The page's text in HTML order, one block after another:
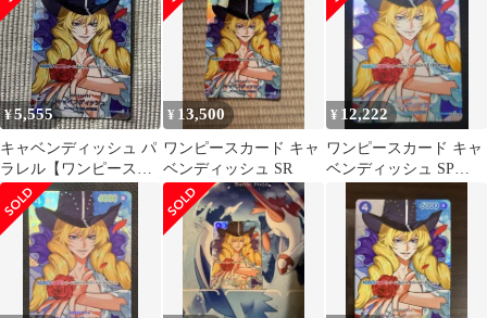
¥5,555
キャベンディッシュ パ
ラレル【ワンピースカ
ード】
¥ 13,500
ワンピースカード キャ
ベンディッシュ SR
¥ 12,222
ワンピースカード キャ
ベンディッシュ SP